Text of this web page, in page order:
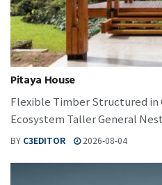
Pitaya House
Flexible Timber Structured in
Ecosystem Taller General
BY C3EDITOR 2026-08-04